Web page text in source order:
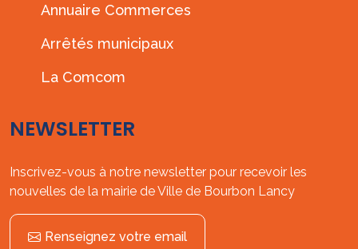
Annuaire Commerces
Arrêtés municipaux
La Comcom
NEWSLETTER
Inscrivez-vous à notre newsletter pour recevoir les
nouvelles de la mairie de Ville de Bourbon Lancy
Renseignez votre email